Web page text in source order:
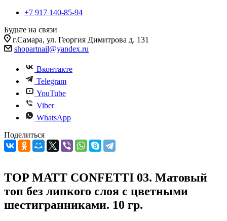
+7 917 140-85-94
Будьте на связи
г.Самара, ул. Георгия Димитрова д. 131
shopartnail@yandex.ru
Вконтакте
Telegram
YouTube
Viber
WhatsApp
Поделиться
ТОP MATT CONFETTI 03. Матовый
топ без липкого слоя с цветными
шестигранниками. 10 гр.